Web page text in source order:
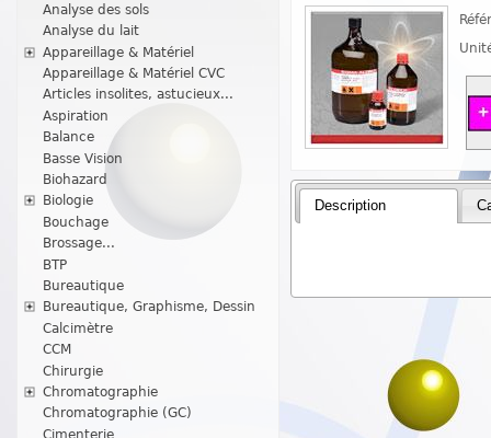
Analyse des sols
Analyse du lait
Appareillage & Matériel
Appareillage & Matériel CVC
Articles insolites, astucieux...
Aspiration
Balance
Basse Vision
Biohazard
Biologie
Bouchage
Brossage...
BTP
Bureautique
Bureautique, Graphisme, Dessin
Calcimètre
CCM
Chirurgie
Chromatographie
Chromatographie (GC)
Cimenterie
Description